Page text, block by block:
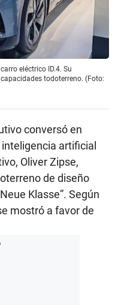
eléctrico ID.4. Su
todoterreno. (Foto:
conversó en
artificial
Oliver Zipse,
de diseño
Klasse”. Según
mostró a favor de